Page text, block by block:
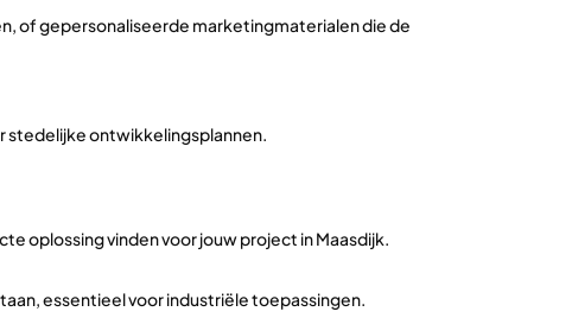
of gepersonaliseerde marketingmaterialen die de
stedelijke ontwikkelingsplannen.
oplossing vinden voor jouw project in Maasdijk.
essentieel voor industriële toepassingen.